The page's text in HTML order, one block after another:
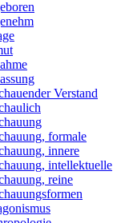
Verstand
formale
innere
intellektuelle
reine